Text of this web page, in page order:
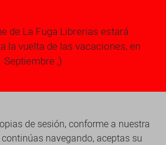
de La Fuga Librerias estará
la vuelta de las vacaciones, en
Septiembre ;)
de sesión, conforme a nuestra
navegando, aceptas su